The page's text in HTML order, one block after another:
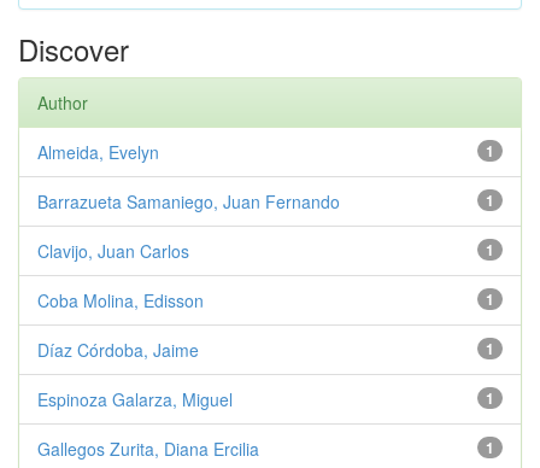
Discover
Author
1
Almeida, Evelyn
1
Barrazueta Samaniego, Juan Fernando
1
Clavijo, Juan Carlos
1
Coba Molina, Edisson
1
Díaz Córdoba, Jaime
1
Espinoza Galarza, Miguel
1
Gallegos Zurita, Diana Ercilia